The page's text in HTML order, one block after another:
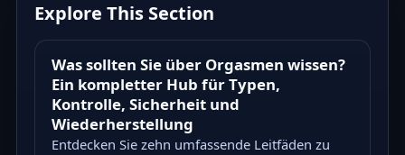
Explore This Section
Was sollten Sie über Orgasmen wissen?
Ein kompletter Hub für Typen,
Kontrolle, Sicherheit und
Wiederherstellung
Entdecken Sie zehn umfassende Leitfäden zu